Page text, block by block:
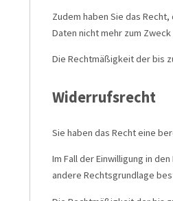
Zudem haben Sie das
Daten nicht mehr zum
Die Rechtmäßigkeit der bis
Widerrufsrecht
Sie haben das Recht eine
Im Fall der Einwilligung in
andere Rechtsgrundlage